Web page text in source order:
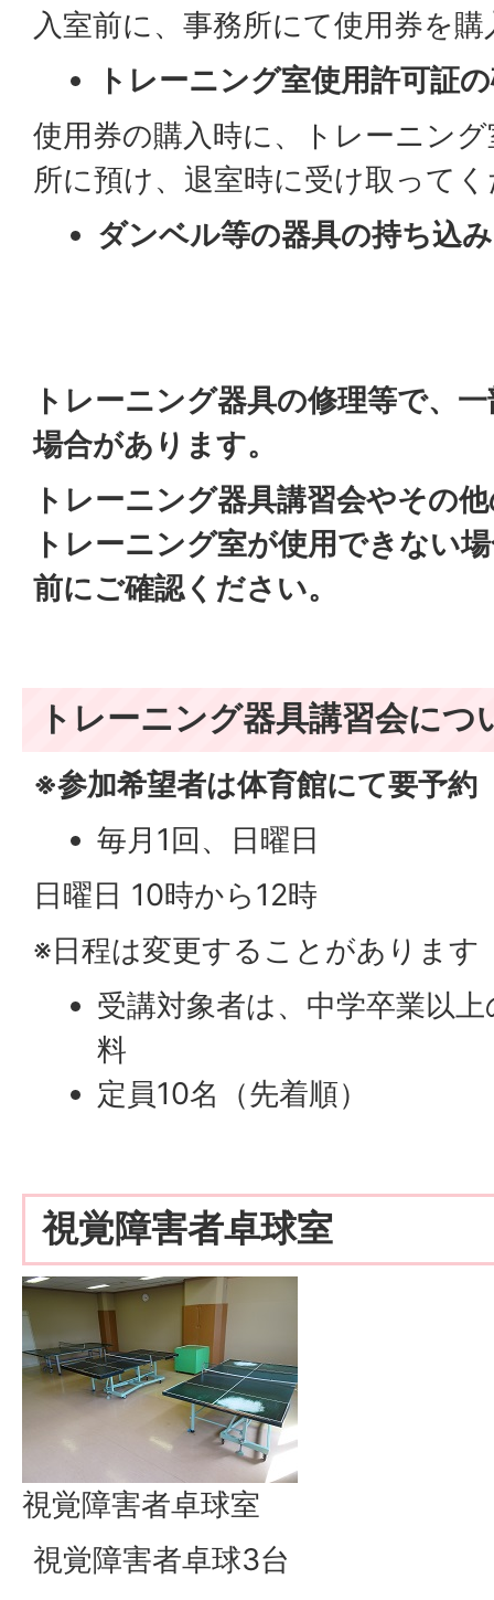
入室前に、事務所にて使用券を
トレーニング室使用許可証
使用券の購入時に、トレーニン
所に預け、退室時に受け取って
ダンベル等の器具の持ち込
トレーニング器具の修理等で、
場合があります。
トレーニング器具講習会やその
トレーニング室が使用できない
前にご確認ください。
トレーニング器具講習会につ
※参加希望者は体育館にて要予約
毎月1回、日曜日
日曜日 10時から12時
※日程は変更することがあります
受講対象者は、中学卒業以
料
定員10名（先着順）
視覚障害者卓球室
視覚障害者卓球室
視覚障害者卓球3台